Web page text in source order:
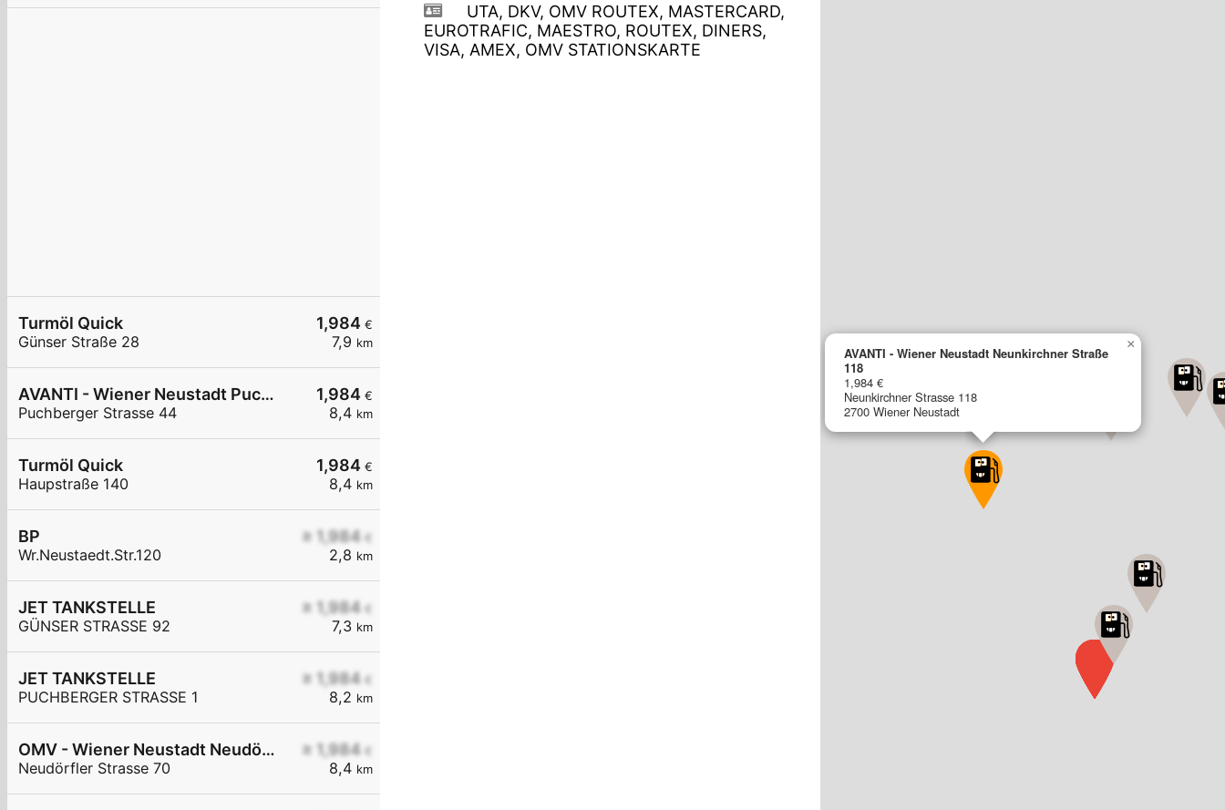
1,984 €
7,9 km
Turmöl Quick
Günser Straße 28
1,984 €
8,4 km
AVANTI - Wiener Neustadt Puchberger Straße 44
Puchberger Strasse 44
1,984 €
8,4 km
Turmöl Quick
Haupstraße 140
≥ 1,984 €
2,8 km
BP
Wr.Neustaedt.Str.120
≥ 1,984 €
7,3 km
JET TANKSTELLE
GÜNSER STRASSE 92
≥ 1,984 €
8,2 km
JET TANKSTELLE
PUCHBERGER STRASSE 1
≥ 1,984 €
8,4 km
OMV - Wiener Neustadt Neudörfler Straße 70
Neudörfler Strasse 70
UTA, DKV, OMV ROUTEX, MASTERCARD,
EUROTRAFIC, MAESTRO, ROUTEX, DINERS,
VISA, AMEX, OMV STATIONSKARTE
AVANTI - Wiener Neustadt Neunkirchner Straße
118
1,984 €
Neunkirchner Strasse 118
2700 Wiener Neustadt
×